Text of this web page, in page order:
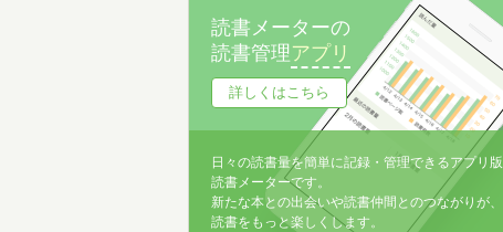
読書メーターの
読書管理アプリ
詳しくはこちら
日々の読書量を簡単に記録・管理できるアプリ版
読書メーターです。
新たな本との出会いや読書仲間とのつながりが、
読書をもっと楽しくします。